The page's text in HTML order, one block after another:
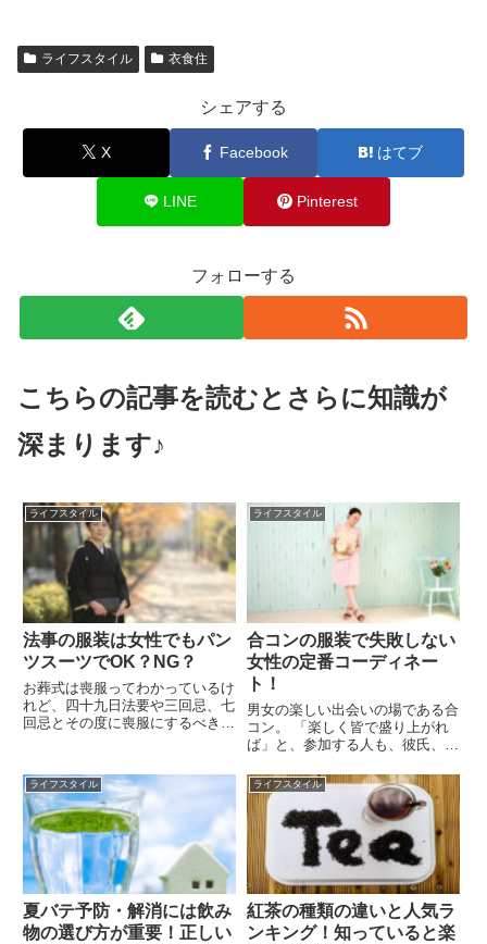
ライフスタイル 衣食住
シェアする
X Facebook はてブ
LINE Pinterest
フォローする
こちらの記事を読むとさらに知識が
深まります♪
ライフスタイル
法事の服装は女性でもパン
ツスーツでOK？NG？
お葬式は喪服ってわかっているけ
れど、四十九日法要や三回忌、七
回忌とその度に喪服にするべきな
聞けないし…という方もいると思
います。七回忌以降になると、
「平服でいらしてください」と言
われ...
ライフスタイル
合コンの服装で失敗しない
女性の定番コーディネー
ト！
男女の楽しい出会いの場である合
コン。 「楽しく皆で盛り上がれ
ば」と、参加する人も、彼氏、彼
人も、異性から良いイメージで見
られたいと思うことは当然のこと
です。 合コンで重要なことは最
初の印象。その最初の印象を決
定...
ライフスタイル
夏バテ予防・解消には飲み
物の選び方が重要！正しい
ライフスタイル
紅茶の種類の違いと人気ラ
ンキング！知っていると楽